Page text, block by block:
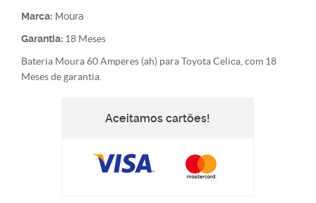
Marca: Moura
Garantia: 18 Meses
Bateria Moura 60 Amperes (ah) para Toyota Celica, com 18
Meses de garantia.
Aceitamos cartões!